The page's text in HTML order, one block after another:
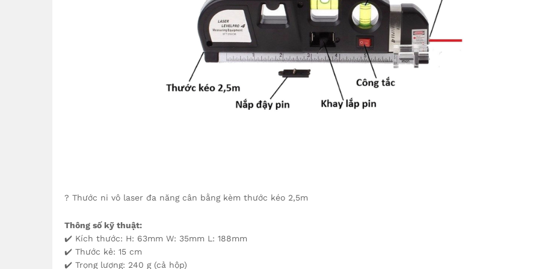
? Thước ni vô laser đa năng cân bằng kèm thước kéo 2,5m
Thông số kỹ thuật:
✔️ Kích thước: H: 63mm W: 35mm L: 188mm
✔️ Thước kẻ: 15 cm
✔️ Trọng lượng: 240 g (cả hộp)